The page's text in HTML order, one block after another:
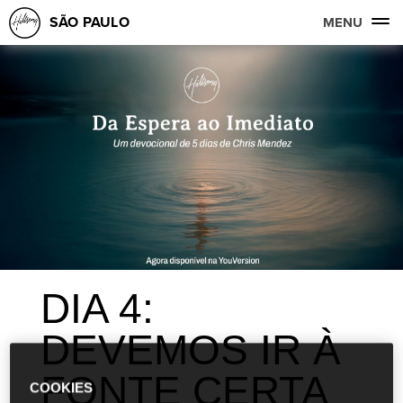
SÃO PAULO MENU
DIA 4:
DEVEMOS IR À
FONTE CERTA
COOKIES